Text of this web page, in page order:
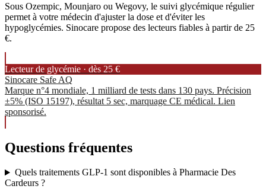
Sous Ozempic, Mounjaro ou Wegovy, le suivi glycémique régulier
permet à votre médecin d'ajuster la dose et d'éviter les
hypoglycémies. Sinocare propose des lecteurs fiables à partir de 25
€.
Lecteur de glycémie · dès 25 €
Sinocare Safe AQ
Marque n°4 mondiale, 1 milliard de tests dans 130 pays. Précision
±5% (ISO 15197), résultat 5 sec, marquage CE médical. Lien
sponsorisé.
Questions fréquentes
Quels traitements GLP-1 sont disponibles à Pharmacie Des
Cardeurs ?